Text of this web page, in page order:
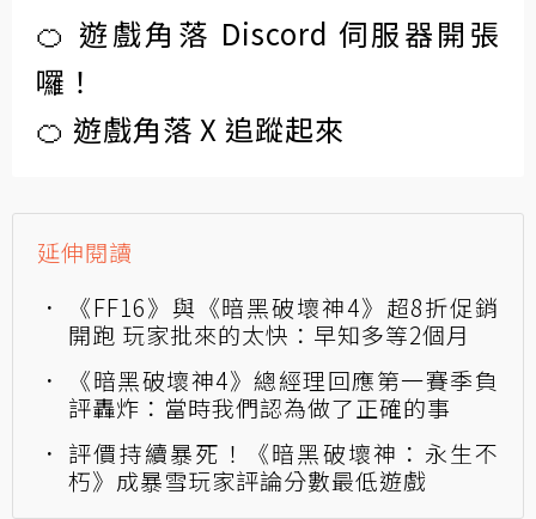
🍊 遊戲角落 Discord 伺服器開張
囉！
🍊 遊戲角落 X 追蹤起來
延伸閱讀
《FF16》與《暗黑破壞神4》超8折促銷
開跑 玩家批來的太快：早知多等2個月
《暗黑破壞神4》總經理回應第一賽季負
評轟炸：當時我們認為做了正確的事
評價持續暴死！《暗黑破壞神：永生不
朽》成暴雪玩家評論分數最低遊戲